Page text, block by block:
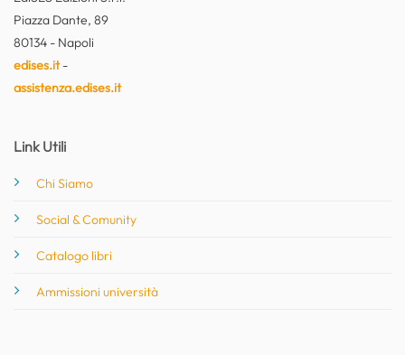
Piazza Dante, 89
80134 - Napoli
edises.it-
assistenza.edises.it
Link Utili
Chi Siamo
Social & Comunity
Catalogo libri
Ammissioni università